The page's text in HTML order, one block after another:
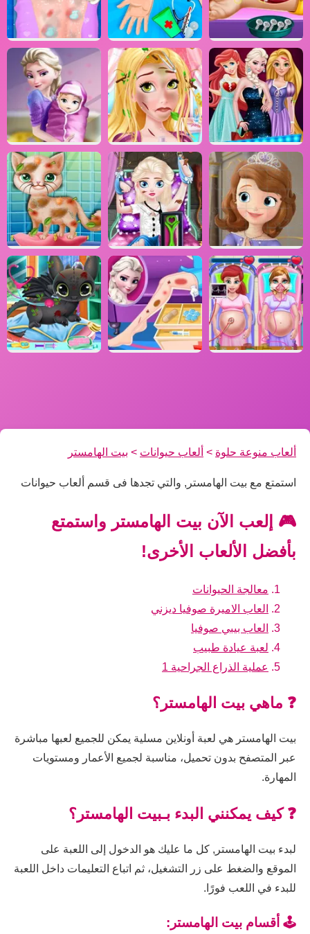
ألعاب منوعة حلوة > ألعاب حيوانات > بيت الهامستر
استمتع مع بيت الهامستر, والتي تجدها فى قسم ألعاب حيوانات
🎮 إلعب الآن بيت الهامستر واستمتع
بأفضل الألعاب الأخرى!
معالجة الحيوانات
العاب الاميرة صوفيا ديزني
العاب بيبي صوفيا
لعبة عيادة طبيب
عملية الذراع الجراحية 1
❓ ماهي بيت الهامستر؟
بيت الهامستر هي لعبة أونلاين مسلية يمكن للجميع لعبها مباشرة
عبر المتصفح بدون تحميل، مناسبة لجميع الأعمار ومستويات
المهارة.
❓ كيف يمكنني البدء بـبيت الهامستر؟
لبدء بيت الهامستر, كل ما عليك هو الدخول إلى اللعبة على
الموقع والضغط على زر التشغيل، ثم اتباع التعليمات داخل اللعبة
للبدء في اللعب فورًا.
🕹️ أقسام بيت الهامستر: